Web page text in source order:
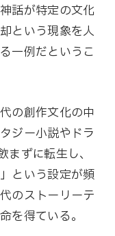
話が特定の文化
という現象を人
一例だというこ
の創作文化の中
ジー小説やドラ
ずに転生し、
という設定が頻
のストーリーテ
を得ている。